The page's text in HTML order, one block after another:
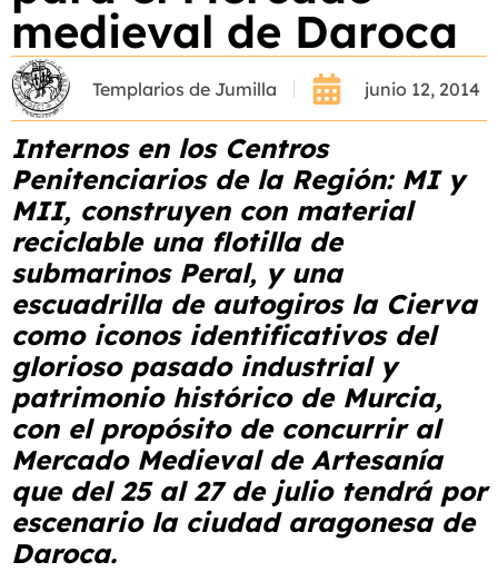
medieval de Daroca
Templarios de Jumilla junio 12, 2014
Internos en los Centros
Penitenciarios de la Región: MI y
MII, construyen con material
reciclable una flotilla de
submarinos Peral, y una
escuadrilla de autogiros la Cierva
como iconos identificativos del
glorioso pasado industrial y
patrimonio histórico de Murcia,
con el propósito de concurrir al
Mercado Medieval de Artesanía
que del 25 al 27 de julio tendrá por
escenario la ciudad aragonesa de
Daroca.